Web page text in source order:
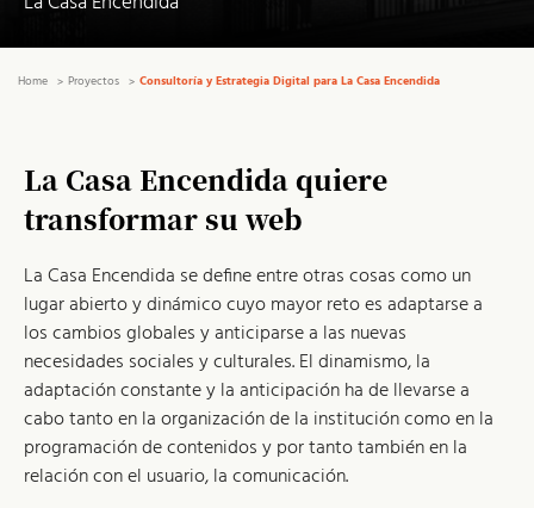
Home Proyectos Consultoría y Estrategia Digital para La Casa Encendida
La Casa Encendida quiere
transformar su web
La Casa Encendida se define entre otras cosas como un
lugar abierto y dinámico cuyo mayor reto es adaptarse a
los cambios globales y anticiparse a las nuevas
necesidades sociales y culturales. El dinamismo, la
adaptación constante y la anticipación ha de llevarse a
cabo tanto en la organización de la institución como en la
programación de contenidos y por tanto también en la
relación con el usuario, la comunicación.